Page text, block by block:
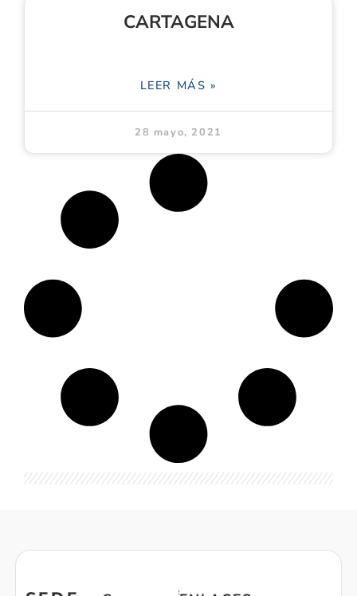
CARTAGENA
LEER MÁS »
28 mayo, 2021